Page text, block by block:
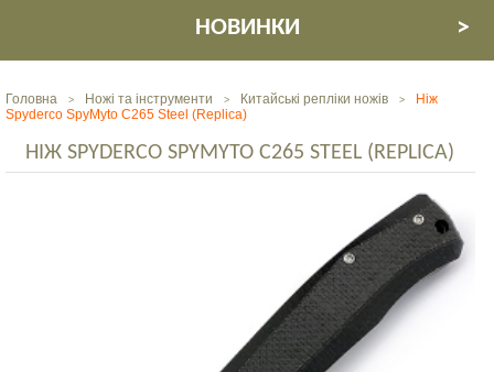
НОВИНКИ
Головна > Ножі та інструменти > Китайські репліки ножів >
Ніж
Spyderco SpyMyto C265 Steel (Replica)
НІЖ SPYDERCO SPYMYTO C265 STEEL (REPLICA)